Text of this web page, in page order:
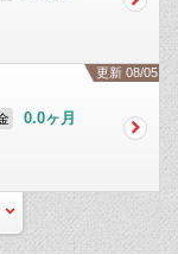
更新 08/05
0.0ヶ月